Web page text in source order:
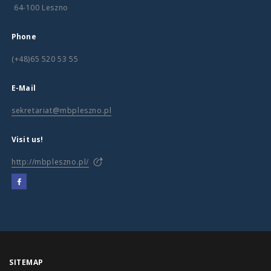
64-100 Leszno
Phone
(+48)65 520 53 55
E-Mail
sekretariat@mbpleszno.pl
Visit us!
http://mbpleszno.pl/
SITEMAP